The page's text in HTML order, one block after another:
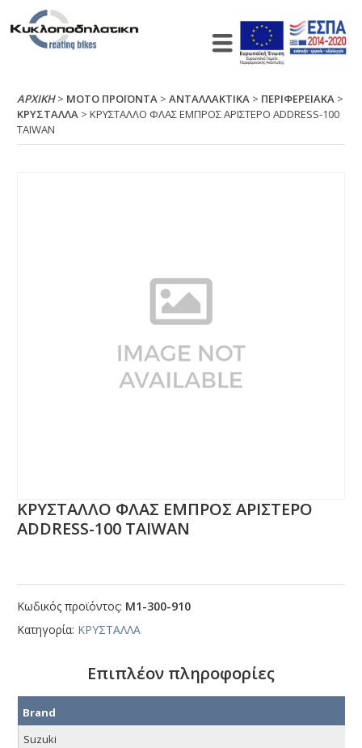
ΑΡΧΙΚΉ> ΜΟΤΟ ΠΡΟΪΟΝΤΑ >ΑΝΤΑΛΛΑΚΤΙΚΑ > ΠΕΡΙΦΕΡΕΙΑΚΑ >
ΚΡΥΣΤΑΛΛΑ > ΚΡΥΣΤΑΛΛΟ ΦΛΑΣ ΕΜΠΡΟΣ ΑΡΙΣΤΕΡΟ ΑDDRΕSS-100
ΤΑΙWΑΝ
ΚΡΥΣΤΑΛΛΟ ΦΛΑΣ ΕΜΠΡΟΣ ΑΡΙΣΤΕΡΟ
ΑDDRΕSS-100 ΤΑΙWΑΝ
Κωδικός προϊόντος: Μ1-300-910
Κατηγορία: ΚΡΥΣΤΑΛΛΑ
Επιπλέον πληροφορίες
Brand
Suzuki